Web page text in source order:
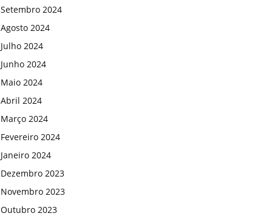
Setembro 2024
Agosto 2024
Julho 2024
Junho 2024
Maio 2024
Abril 2024
Março 2024
Fevereiro 2024
Janeiro 2024
Dezembro 2023
Novembro 2023
Outubro 2023